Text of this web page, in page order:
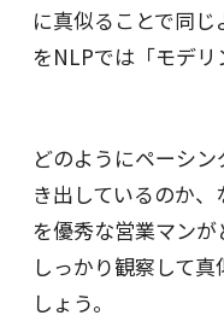
に真似ることで同
をNLPでは「モデリ
どのようにペーシ
き出しているのか
を優秀な営業マンが
しっかり観察して
しょう。